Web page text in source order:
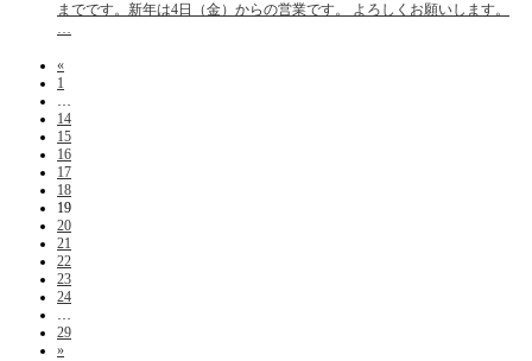
までです。新年は4日（金）からの営業です。 よろしくお願いします。
…
«
1
…
14
15
16
17
18
19
20
21
22
23
24
…
29
»